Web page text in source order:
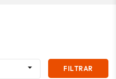
 FILTRAR